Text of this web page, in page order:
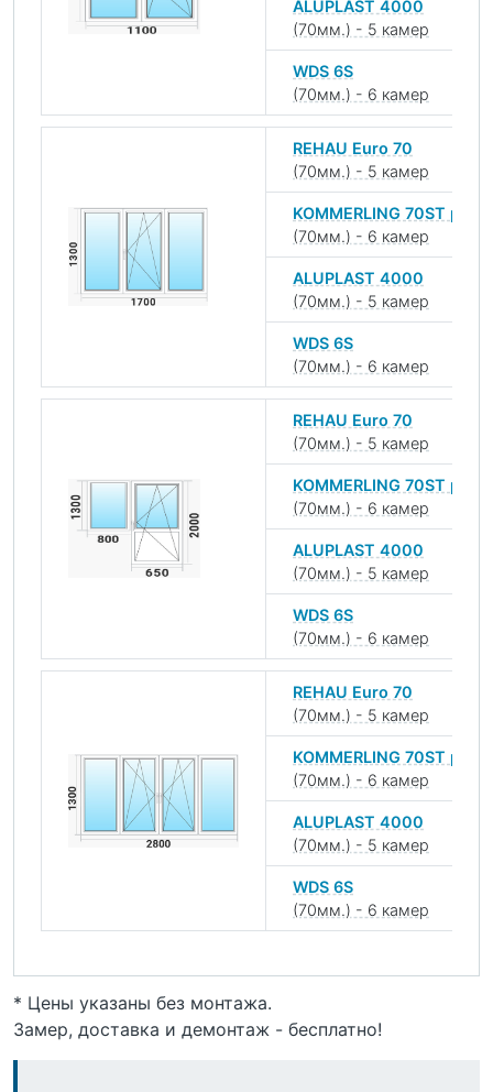
ALUPLAST 4000
(70мм.) - 5 камер
WDS 6S
(70мм.) - 6 камер
REHAU Euro 70
(70мм.) - 5 камер
KOMMERLING 70ST plus
(70мм.) - 6 камер
ALUPLAST 4000
(70мм.) - 5 камер
WDS 6S
(70мм.) - 6 камер
REHAU Euro 70
(70мм.) - 5 камер
KOMMERLING 70ST plus
(70мм.) - 6 камер
ALUPLAST 4000
(70мм.) - 5 камер
WDS 6S
(70мм.) - 6 камер
REHAU Euro 70
(70мм.) - 5 камер
KOMMERLING 70ST plus
(70мм.) - 6 камер
ALUPLAST 4000
(70мм.) - 5 камер
WDS 6S
(70мм.) - 6 камер
* Цены указаны без монтажа.
Замер, доставка и демонтаж - бесплатно!